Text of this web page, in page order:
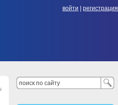
войти регистрация